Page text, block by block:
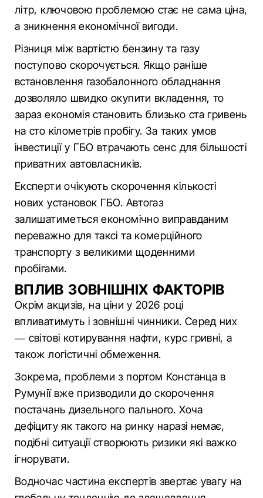
літр, ключовою проблемою стає не сама ціна,
а зникнення економічної вигоди.
Різниця між вартістю бензину та газу
поступово скорочується. Якщо раніше
встановлення газобалонного обладнання
дозволяло швидко окупити вкладення, то
зараз економія становить близько ста гривень
на сто кілометрів пробігу. За таких умов
інвестиції у ГБО втрачають сенс для більшості
приватних автовласників.
Експерти очікують скорочення кількості
нових установок ГБО. Автогаз
залишатиметься економічно виправданим
переважно для таксі та комерційного
транспорту з великими щоденними
пробігами.
ВПЛИВ ЗОВНІШНІХ ФАКТОРІВ
Окрім акцизів, на ціни у 2026 році
впливатимуть і зовнішні чинники. Серед них
— світові котирування нафти, курс гривні, а
також логістичні обмеження.
Зокрема, проблеми з портом Констанца в
Румунії вже призводили до скорочення
постачань дизельного пального. Хоча
дефіциту як такого на ринку наразі немає,
подібні ситуації створюють ризики які важко
ігнорувати.
Водночас частина експертів звертає увагу на